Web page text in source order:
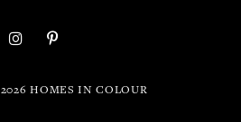
2026HOMES IN COLOUR